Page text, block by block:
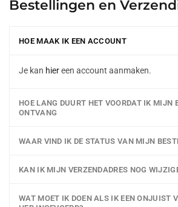
Bestellingen en
HOE MAAK IK EEN ACCOUNT
Je kan hiereen account aanmaken.
HOE LANG DUURT HET VOORDAT IK MIJN
ONTVANG
WAAR VIND IK DE STATUS VAN MIJN
KAN IK MIJN VERZENDADRES NOG
WAT MOET IK DOEN ALS IK EEN ONJUIST